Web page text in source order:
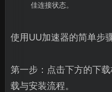
佳连接状态。
使用UU加速器的简单步
第一步：点击下方的下
载与安装流程。